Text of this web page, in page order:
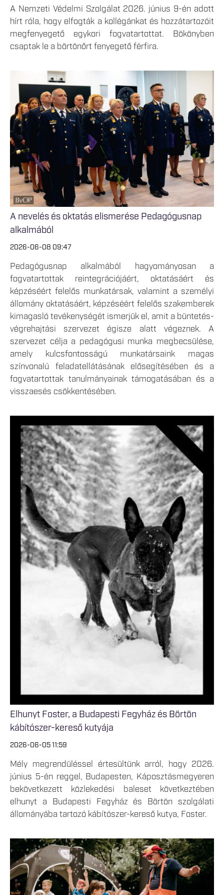
A Nemzeti Védelmi Szolgálat 2026. június 9-én adott
hírt róla, hogy elfogták a kollégánkat és hozzátartozóit
megfenyegető egykori fogvatartottat. Bökönyben
csaptak le a börtönőrt fenyegető férfira.
A nevelés és oktatás elismerése Pedagógusnap
alkalmából
2026-06-08 09:47
Pedagógusnap alkalmából hagyományosan a
fogvatartottak reintegrációjáért, oktatásáért és
képzéséért felelős munkatársak, valamint a személyi
állomány oktatásáért, képzéséért felelős szakemberek
kimagasló tevékenységét ismerjük el, amit a büntetés-
végrehajtási szervezet égisze alatt végeznek. A
szervezet célja a pedagógusi munka megbecsülése,
amely kulcsfontosságú munkatársaink magas
színvonalú feladatellátásának elősegítésében és a
fogvatartottak tanulmányainak támogatásában és a
visszaesés csökkentésében.
Elhunyt Foster, a Budapesti Fegyház és Börtön
kábítószer-kereső kutyája
2026-06-05 11:59
Mély megrendüléssel értesültünk arról, hogy 2026.
június 5-én reggel, Budapesten, Káposztásmegyeren
bekövetkezett közlekedési baleset következtében
elhunyt a Budapesti Fegyház és Börtön szolgálati
állományába tartozó kábítószer-kereső kutya, Foster.